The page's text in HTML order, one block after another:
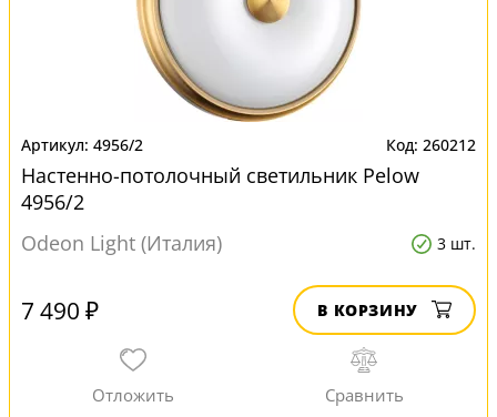
4956/2 260212
Настенно-потолочный светильник Pelow
4956/2
Odeon Light (Италия)
3 шт.
7 490 ₽ В КОРЗИНУ